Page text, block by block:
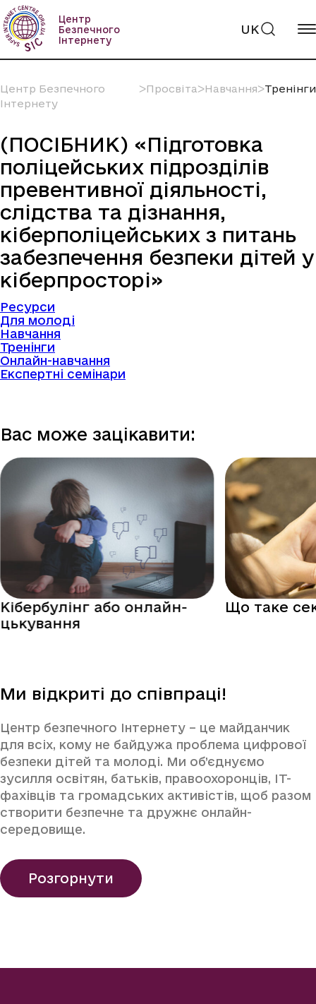
Пропустити
вміст
Центр
Безпечного
Інтернету
UK
Центр Безпечного
Інтернету
ᐳПросвітаᐳНавчанняᐳТренінги
(ПОСІБНИК) «Підготовка
поліцейських підрозділів
превентивної діяльності,
слідства та дізнання,
кіберполіцейських з питань
забезпечення безпеки дітей у
кіберпросторі»
Ресурси
Для молоді
Навчання
Тренінги
Онлайн-навчання
Експертні семінари
Вас може зацікавити:
Кібербулінг або онлайн-
цькування
Що таке
Ми відкриті до співпраці!
Центр безпечного Інтернету – це майданчик
для всіх, кому не байдужа проблема цифрової
безпеки дітей та молоді. Ми об’єднуємо
зусилля освітян, батьків, правоохоронців, IT-
фахівців та громадських активістів, щоб разом
створити безпечне та дружнє онлайн-
середовище.
Розгорнути